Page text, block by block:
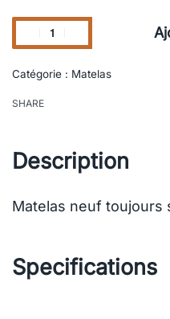
Catégorie : Matelas
SHARE
Description
Matelas neuf toujours
Specifications